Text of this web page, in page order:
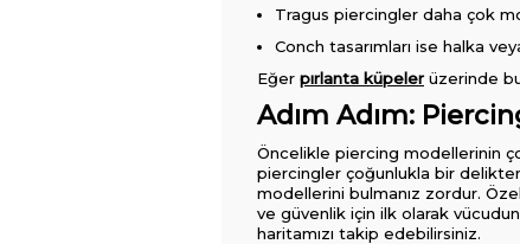
Tragus piercingler daha çok
Conch tasarımları ise halka
Eğer pırlanta küpelerüzerinde
Adım Adım:
Öncelikle piercing modellerinin
piercingler çoğunlukla bir delikten
modellerini bulmanız zordur.
ve güvenlik için ilk olarak
haritamızı takip edebilirsiniz.